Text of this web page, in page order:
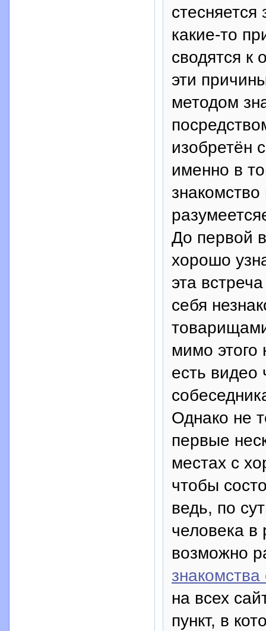
стесняется
какие-то
сводятся к
эти
методом
изобретён
именно в
знакомство
До первой
хорошо
эта
себя
мимо этого
есть видео
Однако не
первые
местах с
чтобы
ведь, по
человека в
возможно
на всех
пункт, в